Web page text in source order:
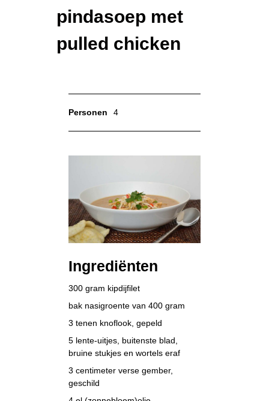
pindasoep met
pulled chicken
Personen 4
Ingrediënten
300 gram kipdijfilet
bak nasigroente van 400 gram
3 tenen knoflook, gepeld
5 lente-uitjes, buitenste blad,
bruine stukjes en wortels eraf
3 centimeter verse gember,
geschild